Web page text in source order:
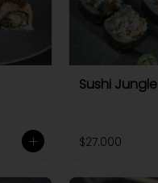
Sushi Jungle
$27.000